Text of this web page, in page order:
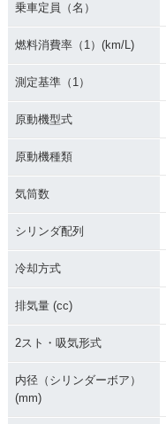
乗車定員（名）
燃料消費率（1）(km/L)
測定基準（1）
原動機型式
原動機種類
気筒数
シリンダ配列
冷却方式
排気量 (cc)
2スト・吸気形式
内径（シリンダーボア）
(mm)